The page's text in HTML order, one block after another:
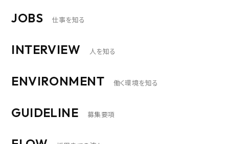
JOBS 仕事を知る
INTERVIEW 人を知る
ENVIRONMENT 働く環境を知る
GUIDELINE 募集要項